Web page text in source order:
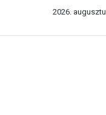
2026.